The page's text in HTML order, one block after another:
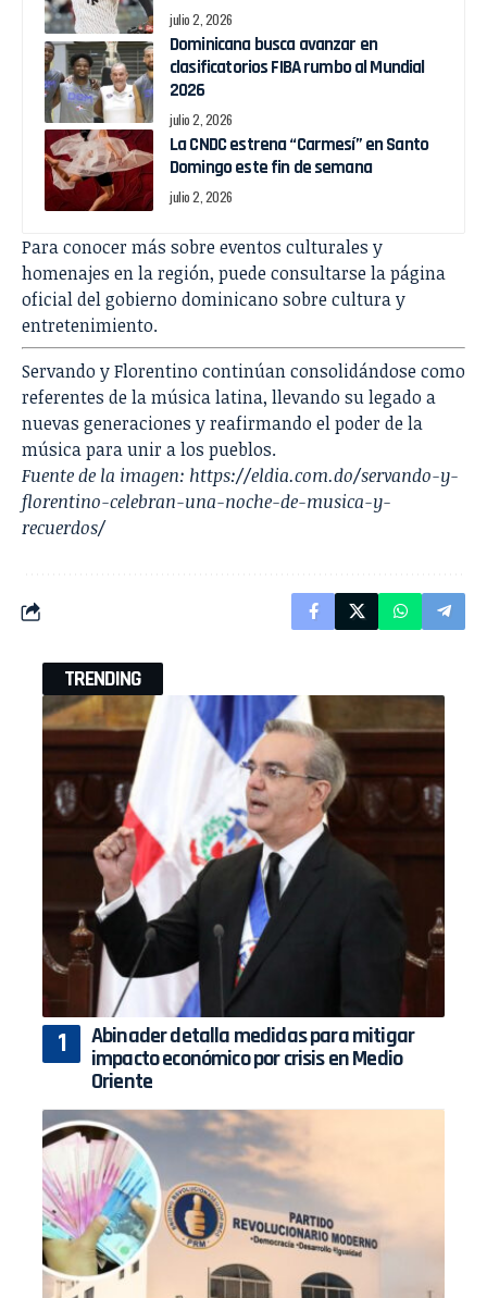
julio 2, 2026
Dominicana busca avanzar en
clasificatorios FIBA rumbo al Mundial
2026
julio 2, 2026
La CNDC estrena “Carmesí” en Santo
Domingo este fin de semana
julio 2, 2026
Para conocer más sobre eventos culturales y
homenajes en la región, puede consultarse la página
oficial del gobierno dominicano sobre cultura y
entretenimiento.
Servando y Florentino continúan consolidándose como
referentes de la música latina, llevando su legado a
nuevas generaciones y reafirmando el poder de la
música para unir a los pueblos.
Fuente de la imagen: https://eldia.com.do/servando-y-
florentino-celebran-una-noche-de-musica-y-
recuerdos/
TRENDING
Abinader detalla medidas para mitigar
impacto económico por crisis en Medio
Oriente